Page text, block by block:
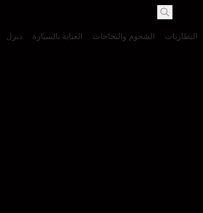
ديزل العناية بالسيارة الشحوم والبخاخات البطاريات